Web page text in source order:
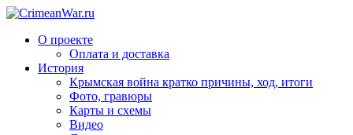
О проекте
Оплата и доставка
История
Крымская война кратко причины, ход, итоги
Фото, гравюры
Карты и схемы
Видео